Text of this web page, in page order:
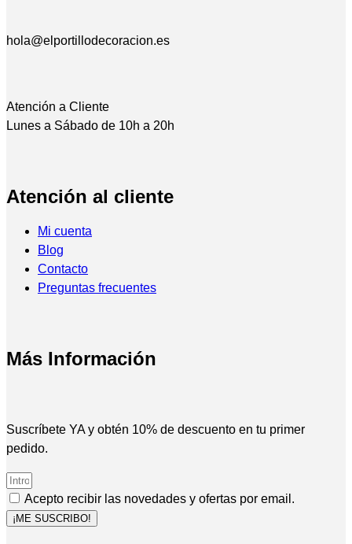
hola@elportillodecoracion.es
Atención a Cliente
Lunes a Sábado de 10h a 20h
Atención al cliente
Mi cuenta
Blog
Contacto
Preguntas frecuentes
Más Información
Suscríbete YA y obtén 10% de descuento en tu primer
pedido.
Acepto recibir las novedades y ofertas por email.
¡ME SUSCRIBO!